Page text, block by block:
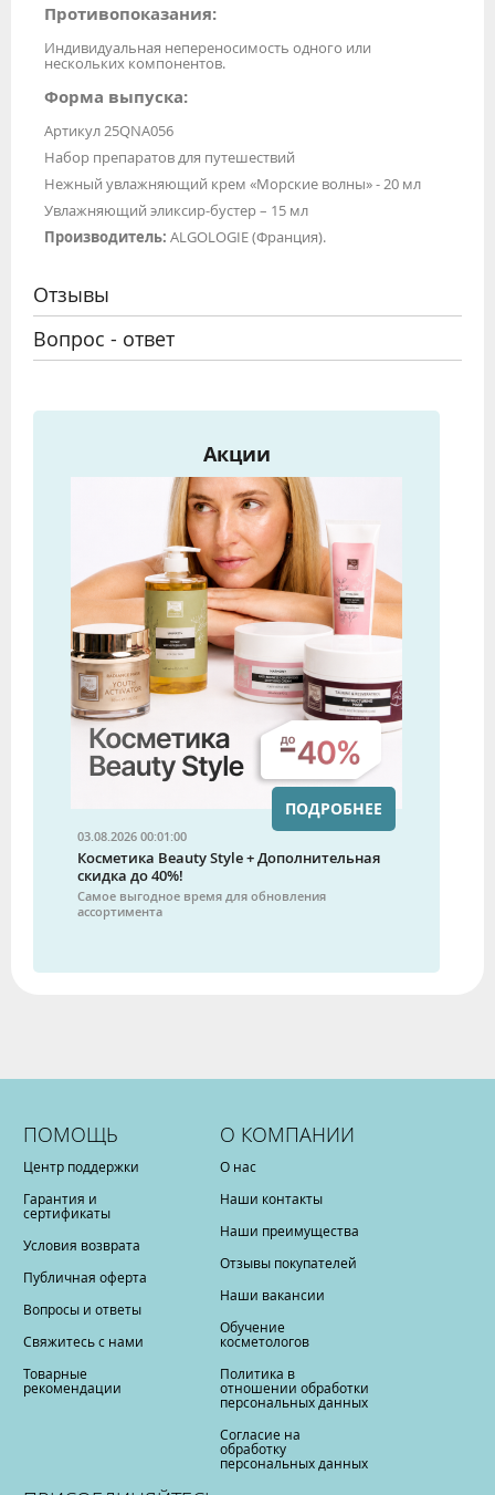
Противопоказания:
Индивидуальная непереносимость одного или
нескольких компонентов.
Форма выпуска:
Артикул 25QNA056
Набор препаратов для путешествий
Нежный увлажняющий крем «Морские волны» - 20 мл
Увлажняющий эликсир-бустер – 15 мл
Производитель: ALGOLOGIE (Франция).
Отзывы
Вопрос - ответ
Акции
03.08.2026 00:01:00
Косметика Beauty Style + Дополнительная
скидка до 40%!
Самое выгодное время для обновления
ассортимента
ПОДРОБНЕЕ
ПОМОЩЬ
Центр поддержки
Гарантия и
сертификаты
Условия возврата
Публичная оферта
Вопросы и ответы
Свяжитесь с нами
Товарные
рекомендации
О КОМПАНИИ
О нас
Наши контакты
Наши преимущества
Отзывы покупателей
Наши вакансии
Обучение
косметологов
Политика в
отношении обработки
персональных данных
Согласие на
обработку
персональных данных